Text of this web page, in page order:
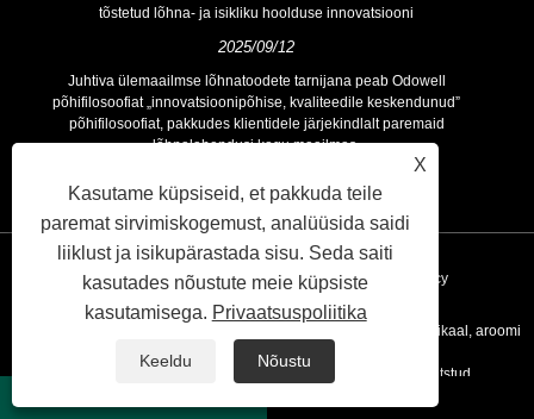
tõstetud lõhna- ja isikliku hoolduse innovatsiooni
2025/09/12
Juhtiva ülemaailmse lõhnatoodete tarnijana peab Odowell
põhifilosoofiat „innovatsioonipõhise, kvaliteedile keskendunud”
põhifilosoofiat, pakkudes klientidele järjekindlalt paremaid
lõhnalahendusi kogu maailmas.
Lingid Sitemap RSS XML Privacy Policy
Autoriõigus © 2020 Kunshan Odowell Co., Ltd - Hiina aroomi kemikaal, aroomi
koostisosade tootjad, eeterlike õli tarnijad Kõik õigused kaitstud.
X
Kasutame küpsiseid, et pakkuda teile
paremat sirvimiskogemust, analüüsida saidi
liiklust ja isikupärastada sisu. Seda saiti
kasutades nõustute meie küpsiste
kasutamisega. Privaatsuspoliitika
Keeldu Nõustu